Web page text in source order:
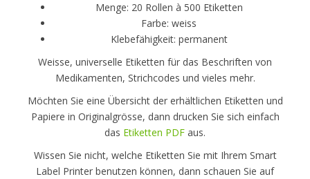
Menge: 20 Rollen à 500 Etiketten
Farbe: weiss
Klebefähigkeit: permanent
Weisse, universelle Etiketten für das Beschriften von
Medikamenten, Strichcodes und vieles mehr.
Möchten Sie eine Übersicht der erhältlichen Etiketten und
Papiere in Originalgrösse, dann drucken Sie sich einfach
das Etiketten PDF aus.
Wissen Sie nicht, welche Etiketten Sie mit Ihrem Smart
Label Printer benutzen können, dann schauen Sie auf